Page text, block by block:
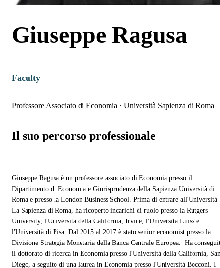
Giuseppe Ragusa
Faculty
Professore Associato di Economia · Università Sapienza di Roma
Il suo percorso professionale
Giuseppe Ragusa è un professore associato di Economia presso il
Dipartimento di Economia e Giurisprudenza della Sapienza Università di
Roma e presso la London Business School. Prima di entrare all'Università
La Sapienza di Roma, ha ricoperto incarichi di ruolo presso la Rutgers
University, l'Università della California, Irvine, l'Università Luiss e
l'Università di Pisa. Dal 2015 al 2017 è stato senior economist presso la
Divisione Strategia Monetaria della Banca Centrale Europea. Ha
il dottorato di ricerca in Economia presso l'Università della California, San
Diego, a seguito di una laurea in Economia presso l'Università Bocconi. I